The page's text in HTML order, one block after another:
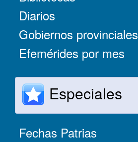
Diarios
Gobiernos provinciales
Efemérides por mes
Especiales
Fechas Patrias